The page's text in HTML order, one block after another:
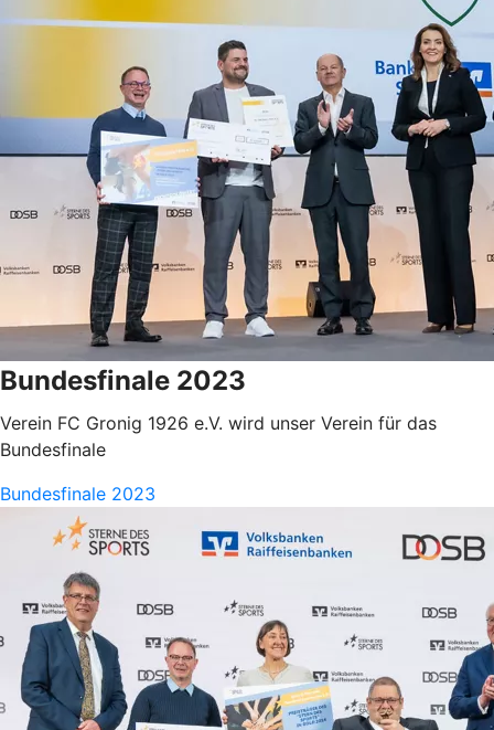
Bundesfinale 2023
Verein FC Gronig 1926 e.V. wird unser Verein für das
Bundesfinale
Bundesfinale 2023